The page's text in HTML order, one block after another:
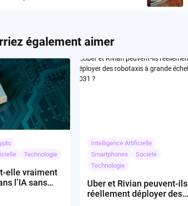
également aimer
Technologie
elle vraiment
l’IA sans
Intelligence Artificielle
Smartphones
Société
Technologie
Uber et Rivian peuvent-ils
réellement déployer des